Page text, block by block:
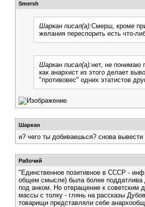
Smersh
Шаркан писал(а):Смерш, кроме
желания переспорить есть что-
Шаркан писал(а):нет, не понимаю
как анархист из этого делает
"противовес" одних этатистов
Шаркан
и? чего ты добиваешься? снова вывести
Рабочий
"Единственное позитивное в СССР -
общем смысле) была более поддатлива
под анком. Но отвращение к советским
массы с толку - глянь на рассказы
товарищи представляли себе